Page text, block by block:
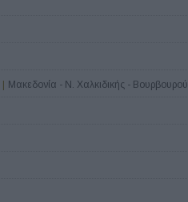
Μακεδονία - Ν. Χαλκιδικής - Βουρβουρού